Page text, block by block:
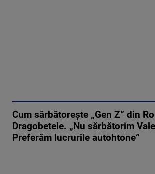
Cum sărbătorește „Gen Z” din
Dragobetele. „Nu sărbătorim
Preferăm lucrurile autohtone”